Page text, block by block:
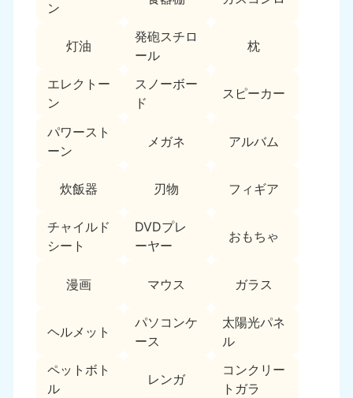
ン
灯油
発砲スチロ
ール
枕
エレクトー
ン
スノーボー
ド
スピーカー
パワースト
ーン
メガネ アルバム
炊飯器 刃物 フィギア
チャイルド
シート
DVDプレ
ーヤー
おもちゃ
漫画 マウス ガラス
ヘルメット
パソコンケ
ース
太陽光パネ
ル
ペットボト
ル
レンガ
コンクリー
トガラ
050-1881-5263
9:00〜19:00 年中無休
近畿
050-1881-5250
9:00〜19:00 年中無休 9:00〜19:00 年中無休
奈良県
050-1881-5249
三重県
050-1881-5254
滋賀県
9:00〜19:00 年中無休 9:00〜19:00 年中無休
050-1881-5248
中国